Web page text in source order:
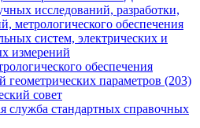
исследований, разработки,
метрологического обеспечения
систем, электрических и
измерений
обеспечения
геометрических параметров (203)
совет
служба стандартных справочных